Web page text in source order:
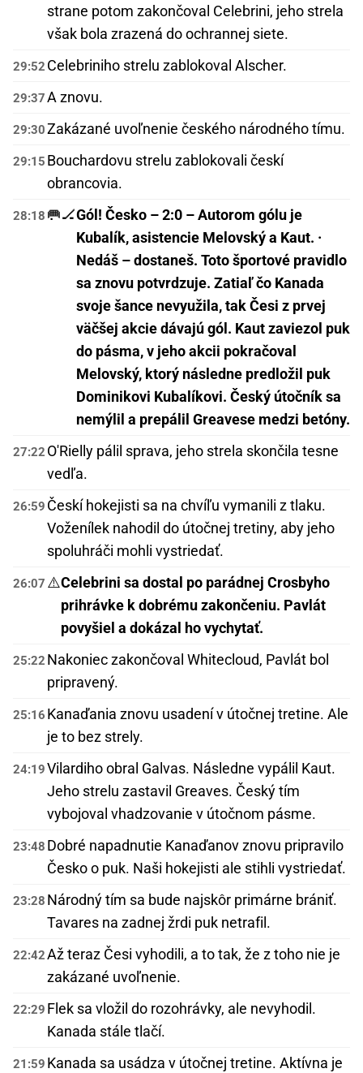
strane potom zakončoval Celebrini, jeho strela
však bola zrazená do ochrannej siete.
29:52 Celebriniho strelu zablokoval Alscher.
29:37A znovu.
29:30Zakázané uvoľnenie českého národného tímu.
29:15 Bouchardovu strelu zablokovali českí
obrancovia.
28:18 🥅🏒Gól! Česko – 2:0 – Autorom gólu je
Kubalík, asistencie Melovský a Kaut. ·
Nedáš – dostaneš. Toto športové pravidlo
sa znovu potvrdzuje. Zatiaľ čo Kanada
svoje šance nevyužila, tak Česi z prvej
väčšej akcie dávajú gól. Kaut zaviezol puk
do pásma, v jeho akcii pokračoval
Melovský, ktorý následne predložil puk
Dominikovi Kubalíkovi. Český útočník sa
nemýlil a prepálil Greavese medzi betóny.
27:22 O'Rielly pálil sprava, jeho strela skončila tesne
vedľa.
26:59 Českí hokejisti sa na chvíľu vymanili z tlaku.
Voženílek nahodil do útočnej tretiny, aby jeho
spoluhráči mohli vystriedať.
26:07 ⚠️Celebrini sa dostal po parádnej Crosbyho
prihrávke k dobrému zakončeniu. Pavlát
povyšiel a dokázal ho vychytať.
25:22 Nakoniec zakončoval Whitecloud, Pavlát bol
pripravený.
25:16 Kanaďania znovu usadení v útočnej tretine. Ale
je to bez strely.
24:19Vilardiho obral Galvas. Následne vypálil Kaut.
Jeho strelu zastavil Greaves. Český tím
vybojoval vhadzovanie v útočnom pásme.
23:48 Dobré napadnutie Kanaďanov znovu pripravilo
Česko o puk. Naši hokejisti ale stihli vystriedať.
23:28 Národný tím sa bude najskôr primárne brániť.
Tavares na zadnej žrdi puk netrafil.
22:42Až teraz Česi vyhodili, a to tak, že z toho nie je
zakázané uvoľnenie.
22:29 Flek sa vložil do rozohrávky, ale nevyhodil.
Kanada stále tlačí.
21:59 Kanada sa usádza v útočnej tretine. Aktívna je